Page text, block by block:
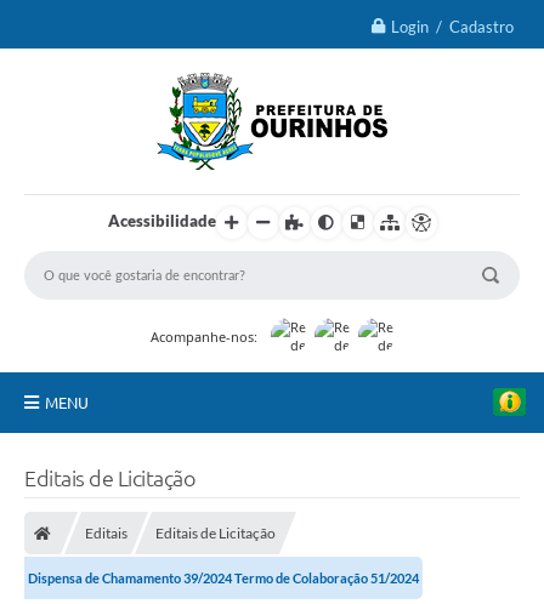
Login / Cadastro
Acessibilidade
Acompanhe-nos:
MENU
Portal da Transparência
Editais de Licitação
Editais Editais de Licitação
Dispensa de Chamamento 39/2024 Termo de Colaboração 51/2024